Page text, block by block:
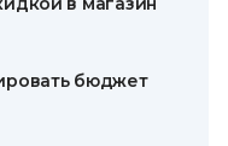
бюджет